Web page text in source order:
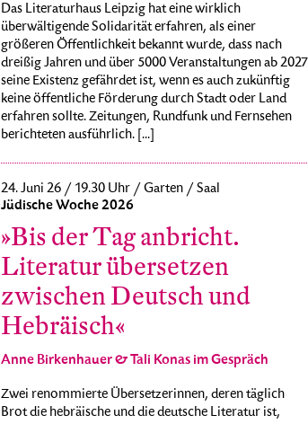
Das Literaturhaus Leipzig hat eine wirklich
überwältigende Solidarität erfahren, als einer
größeren Öffentlichkeit bekannt wurde, dass nach
dreißig Jahren und über 5000 Veranstaltungen ab 2027
seine Existenz gefährdet ist, wenn es auch zukünftig
keine öffentliche Förderung durch Stadt oder Land
erfahren sollte. Zeitungen, Rundfunk und Fernsehen
berichteten ausführlich. [...]
24. Juni 26 / 19.30 Uhr / Garten / Saal
Jüdische Woche 2026
»Bis der Tag anbricht.
Literatur übersetzen
zwischen Deutsch und
Hebräisch«
Anne Birkenhauer & Tali Konas im Gespräch
Zwei renommierte Übersetzerinnen, deren täglich
Brot die hebräische und die deutsche Literatur ist,